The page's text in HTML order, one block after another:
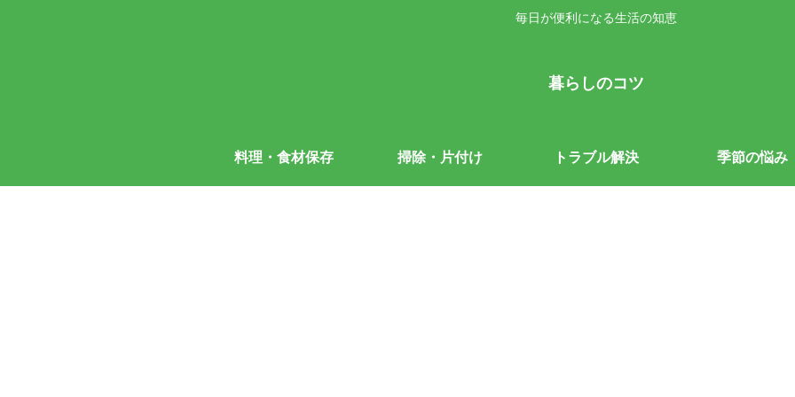
毎日が便利になる生活の知恵
暮らしのコツ
料理・食材保存 掃除・片付け トラブル解決 季節の悩み